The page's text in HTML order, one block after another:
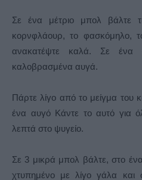
Σε ένα μέτριο μπολ βάλτε
κορνφλάουρ, το φασκόμηλο,
ανακατέψτε καλά. Σε
καλοβρασμένα αυγά.
Πάρτε λίγο από το μείγμα του
ένα αυγό Κάντε το αυτό για
λεπτά στο ψυγείο.
Σε 3 μικρά μπολ βάλτε, στο
χτυπημένο με λίγο γάλα και